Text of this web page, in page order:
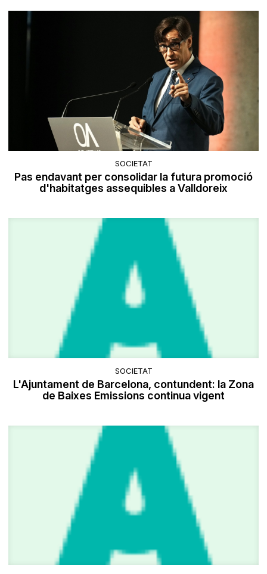
SOCIETAT
Pas endavant per consolidar la futura promoció
d'habitatges assequibles a Valldoreix
SOCIETAT
L'Ajuntament de Barcelona, contundent: la Zona
de Baixes Emissions continua vigent